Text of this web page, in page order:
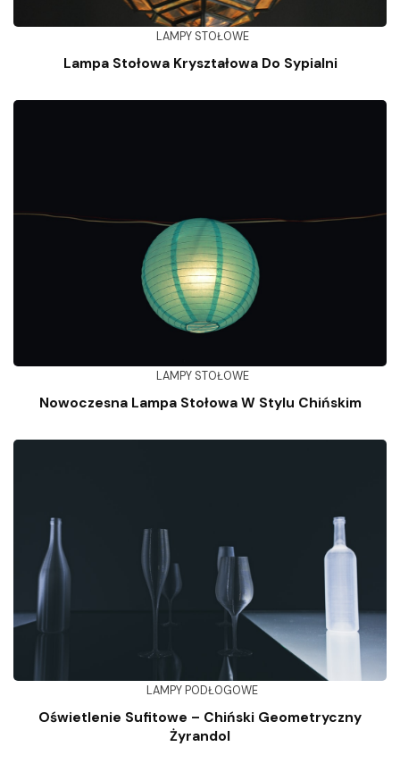
LAMPY STOŁOWE
Lampa Stołowa Kryształowa Do Sypialni
LAMPY STOŁOWE
Nowoczesna Lampa Stołowa W Stylu Chińskim
LAMPY PODŁOGOWE
Oświetlenie Sufitowe – Chiński Geometryczny
Żyrandol